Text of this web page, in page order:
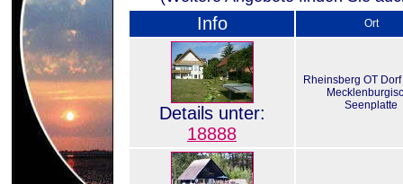
Info Ort
Details unter:
18888
Rheinsberg OT
Seenplatte